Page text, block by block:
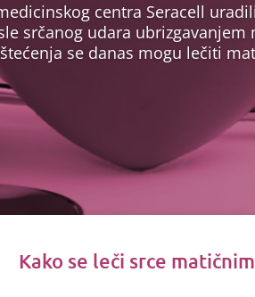
centra Seracell
srčanog udara
se danas mogu lečiti
Kako se leči srce